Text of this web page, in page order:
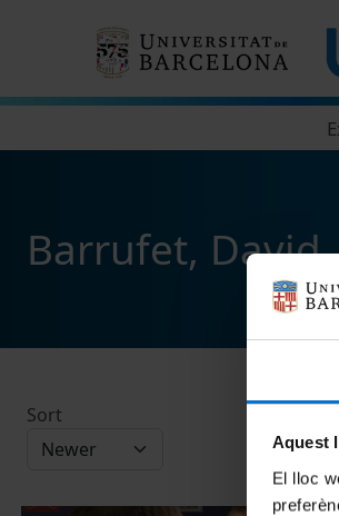
Aquest
El lloc
Barrufet, David
Sort